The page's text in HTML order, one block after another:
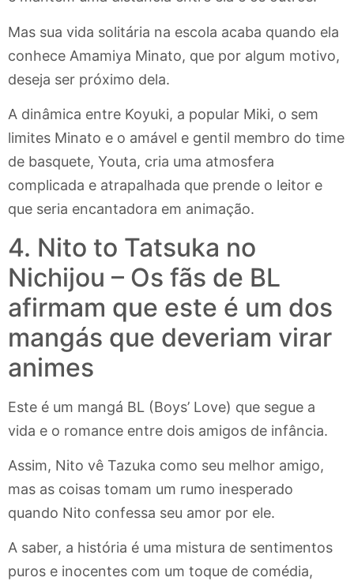
Mas sua vida solitária na escola acaba quando ela
conhece Amamiya Minato, que por algum motivo,
deseja ser próximo dela.
A dinâmica entre Koyuki, a popular Miki, o sem
limites Minato e o amável e gentil membro do time
de basquete, Youta, cria uma atmosfera
complicada e atrapalhada que prende o leitor e
que seria encantadora em animação.
4. Nito to Tatsuka no
Nichijou – Os fãs de BL
afirmam que este é um dos
mangás que deveriam virar
animes
Este é um mangá BL (Boys’ Love) que segue a
vida e o romance entre dois amigos de infância.
Assim, Nito vê Tazuka como seu melhor amigo,
mas as coisas tomam um rumo inesperado
quando Nito confessa seu amor por ele.
A saber, a história é uma mistura de sentimentos
puros e inocentes com um toque de comédia,